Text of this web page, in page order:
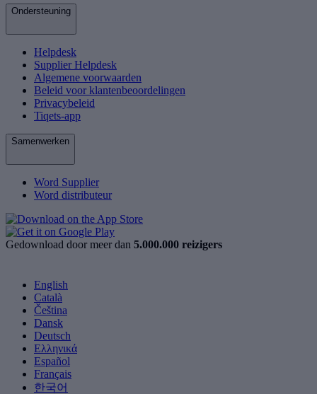
Ondersteuning
Helpdesk
Supplier Helpdesk
Algemene voorwaarden
Beleid voor klantenbeoordelingen
Privacybeleid
Tiqets-app
Samenwerken
Word Supplier
Word distributeur
Gedownload door meer dan 5.000.000 reizigers
English
Català
Čeština
Dansk
Deutsch
Ελληνικά
Español
Français
한국어